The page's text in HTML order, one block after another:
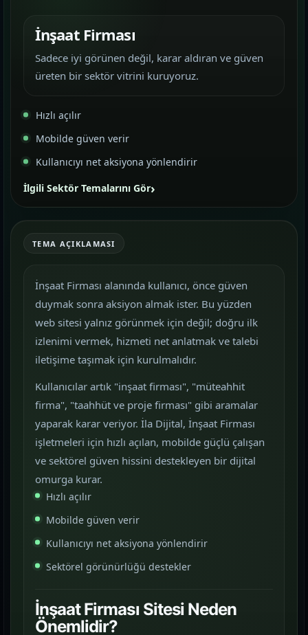
İnşaat Firması
Sadece iyi görünen değil, karar aldıran ve güven
üreten bir sektör vitrini kuruyoruz.
Hızlı açılır
Mobilde güven verir
Kullanıcıyı net aksiyona yönlendirir
İlgili Sektör Temalarını Gör
TEMA AÇIKLAMASI
İnşaat Firması alanında kullanıcı, önce güven
duymak sonra aksiyon almak ister. Bu yüzden
web sitesi yalnız görünmek için değil; doğru ilk
izlenimi vermek, hizmeti net anlatmak ve talebi
iletişime taşımak için kurulmalıdır.
Kullanıcılar artık "inşaat firması", "müteahhit
firma", "taahhüt ve proje firması" gibi aramalar
yaparak karar veriyor. İla Dijital, İnşaat Firması
işletmeleri için hızlı açılan, mobilde güçlü çalışan
ve sektörel güven hissini destekleyen bir dijital
omurga kurar.
Hızlı açılır
Mobilde güven verir
Kullanıcıyı net aksiyona yönlendirir
Sektörel görünürlüğü destekler
İnşaat Firması Sitesi Neden
Önemlidir?